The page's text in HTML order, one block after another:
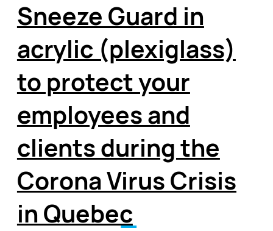
Sneeze Guard in
acrylic (plexiglass)
to protect your
employees and
clients during the
Corona Virus Crisis
in Quebec